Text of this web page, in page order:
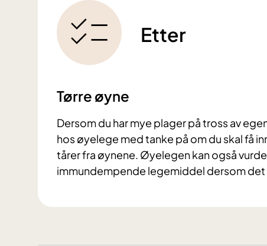
Etter
Tørre øyne
Dersom du har mye plager på tross av
hos øyelege med tanke på om du skal få
tårer fra øynene. Øyelegen kan også
immundempende legemiddel dersom det